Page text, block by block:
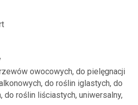
owocowych, do pielęgnacji
do roślin iglastych, do
do roślin liściastych, uniwersalny,